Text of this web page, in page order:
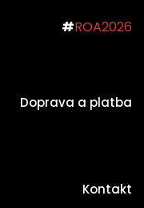
#ROA2026
Doprava a platba
Kontakt